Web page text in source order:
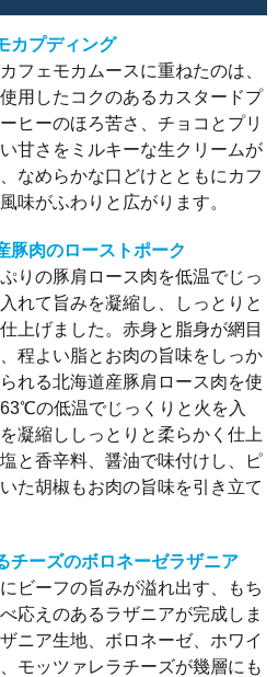
カプディング
フェモカムースに重ねたのは、
用したコクのあるカスタードプ
ヒーのほろ苦さ、チョコとプリ
甘さをミルキーな生クリームが
なめらかな口どけとともにカフ
味がふわりと広がります。
豚肉のローストポーク
りの豚肩ロース肉を低温でじっ
れて旨みを凝縮し、しっとりと
上げました。赤身と脂身が網目
程よい脂とお肉の旨味をしっか
れる北海道産豚肩ロース肉を使
の低温でじっくりと火を入
凝縮ししっとりと柔らかく仕上
と香辛料、醤油で味付けし、ピ
た胡椒もお肉の旨味を引き立て
チーズのボロネーゼラザニア
ビーフの旨みが溢れ出す、もち
応えのあるラザニアが完成しま
ニア生地、ボロネーゼ、ホワイ
、モッツァレラチーズが幾層にも